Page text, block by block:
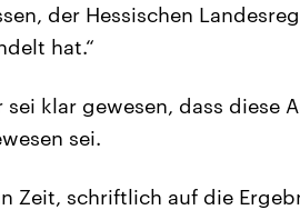
der Hessischen
hat.“
klar gewesen, dass diese
sei.
Zeit, schriftlich auf die